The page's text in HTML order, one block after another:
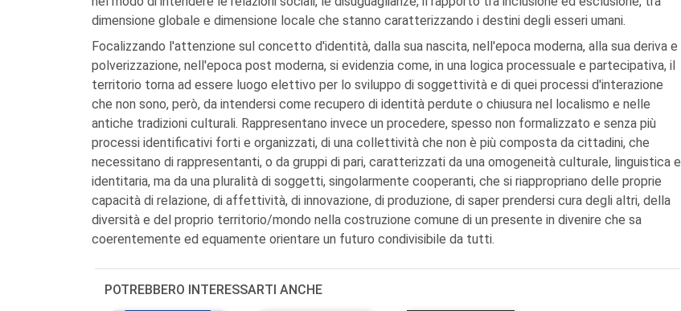
dimensione globale e dimensione locale che stanno caratterizzando i destini degli esseri umani.
Focalizzando l'attenzione sul concetto d'identità, dalla sua nascita, nell'epoca moderna, alla sua deriva e
polverizzazione, nell'epoca post moderna, si evidenzia come, in una logica processuale e partecipativa, il
territorio torna ad essere luogo elettivo per lo sviluppo di soggettività e di quei processi d'interazione
che non sono, però, da intendersi come recupero di identità perdute o chiusura nel localismo e nelle
antiche tradizioni culturali. Rappresentano invece un procedere, spesso non formalizzato e senza più
processi identificativi forti e organizzati, di una collettività che non è più composta da cittadini, che
necessitano di rappresentanti, o da gruppi di pari, caratterizzati da una omogeneità culturale, linguistica e
identitaria, ma da una pluralità di soggetti, singolarmente cooperanti, che si riappropriano delle proprie
capacità di relazione, di affettività, di innovazione, di produzione, di saper prendersi cura degli altri, della
diversità e del proprio territorio/mondo nella costruzione comune di un presente in divenire che sa
coerentemente ed equamente orientare un futuro condivisibile da tutti.
POTREBBERO INTERESSARTI ANCHE